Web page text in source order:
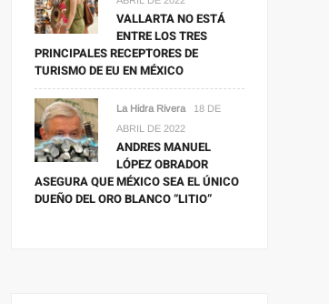
VALLARTA NO ESTÁ
ENTRE LOS TRES
PRINCIPALES RECEPTORES DE
TURISMO DE EU EN MÉXICO
La Hidra Rivera
18 DE
ABRIL DE 2022
ANDRES MANUEL
LÓPEZ OBRADOR
ASEGURA QUE MÉXICO SEA EL ÚNICO
DUEÑO DEL ORO BLANCO “LITIO”